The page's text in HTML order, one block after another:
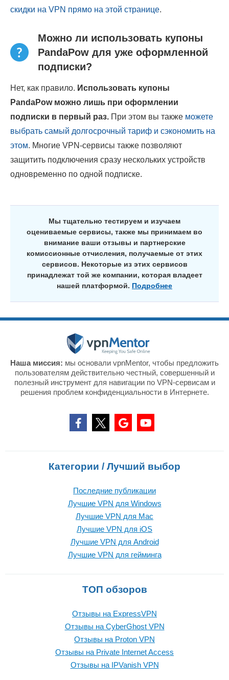
скидки на VPN прямо на этой странице.
Можно ли использовать купоны
PandaPow для уже оформленной
подписки?
Нет, как правило. Использовать купоны
PandaPow можно лишь при оформлении
подписки в первый раз. При этом вы также можете
выбрать самый долгосрочный тариф и сэкономить на
этом. Многие VPN-сервисы также позволяют
защитить подключения сразу нескольких устройств
одновременно по одной подписке.
Мы тщательно тестируем и изучаем
оцениваемые сервисы, также мы принимаем во
внимание ваши отзывы и партнерские
комиссионные отчисления, получаемые от этих
сервисов. Некоторые из этих сервисов
принадлежат той же компании, которая владеет
нашей платформой. Подробнее
Наша миссия: мы основали vpnMentor, чтобы предложить
пользователям действительно честный, совершенный и
полезный инструмент для навигации по VPN-сервисам и
решения проблем конфиденциальности в Интернете.
Категории / Лучший выбор
Последние публикации
Лучшие VPN для Windows
Лучшие VPN для Mac
Лучшие VPN для iOS
Лучшие VPN для Android
Лучшие VPN для гейминга
ТОП обзоров
Отзывы на ExpressVPN
Отзывы на CyberGhost VPN
Отзывы на Proton VPN
Отзывы на Private Internet Access
Отзывы на IPVanish VPN